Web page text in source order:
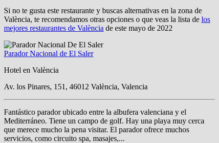
Si no te gusta este restaurante y buscas alternativas en la zona de
València, te recomendamos otras opciones o que veas la lista de los
mejores restaurantes de València de este mayo de 2022
Parador Nacional de El Saler
Hotel en València
Av. los Pinares, 151, 46012 València, Valencia
Fantástico parador ubicado entre la albufera valenciana y el
Mediterráneo. Tiene un campo de golf. Hay una playa muy cerca
que merece mucho la pena visitar. El parador ofrece muchos
servicios, como circuito spa, masajes,...